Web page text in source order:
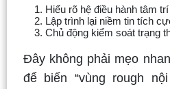
Hiểu rõ hệ điều hành tâm
Lập trình lại niềm tin tích
Chủ động kiểm soát trạng
Đây không phải mẹo
để biến “vùng rough